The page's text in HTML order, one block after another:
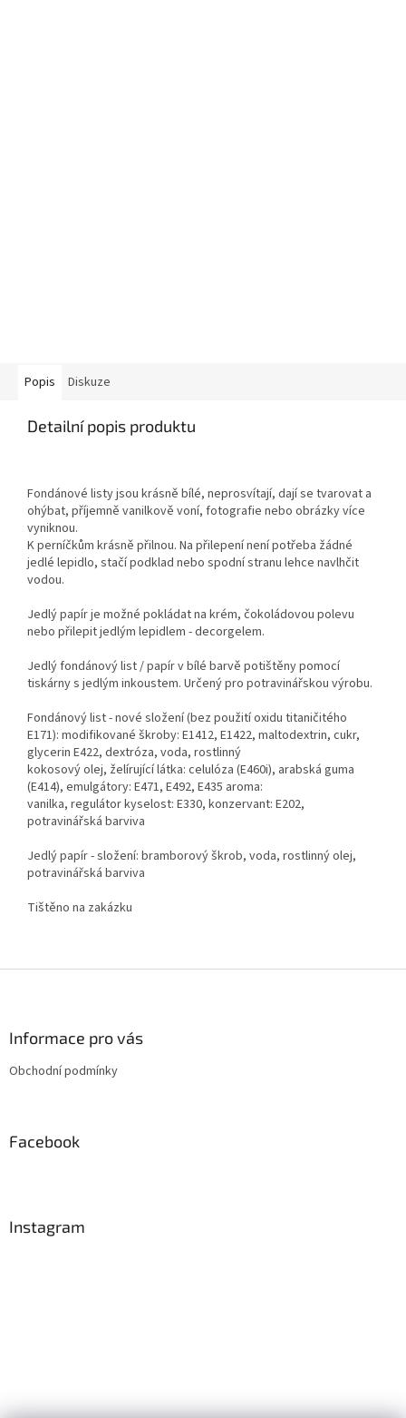
Popis Diskuze
Detailní popis produktu
Fondánové listy jsou krásně bílé, neprosvítají, dají se tvarovat a
ohýbat, příjemně vanilkově voní, fotografie nebo obrázky více
vyniknou.
K perníčkům krásně přilnou. Na přilepení není potřeba žádné
jedlé lepidlo, stačí podklad nebo spodní stranu lehce navlhčit
vodou.
Jedlý papír je možné pokládat na krém, čokoládovou polevu
nebo přilepit jedlým lepidlem - decorgelem.
Jedlý fondánový list / papír v bílé barvě potištěny pomocí
tiskárny s jedlým inkoustem. Určený pro potravinářskou výrobu.
Fondánový list - nové složení (bez použití oxidu titaničitého
E171): modifikované škroby: E1412, E1422, maltodextrin, cukr,
glycerin E422, dextróza, voda, rostlinný
kokosový olej, želírující látka: celulóza (E460i), arabská guma
(E414), emulgátory: E471, E492, E435 aroma:
vanilka, regulátor kyselost: E330, konzervant: E202,
potravinářská barviva
Jedlý papír - složení: bramborový škrob, voda, rostlinný olej,
potravinářská barviva
Tištěno na zakázku
Informace pro vás
Obchodní podmínky
Facebook
Instagram